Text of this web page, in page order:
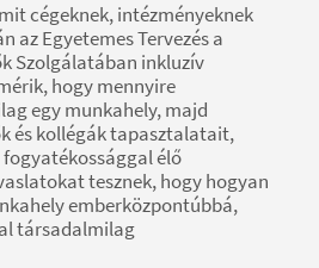
cégeknek, intézményeknek
az Egyetemes Tervezés a
Szolgálatában inkluzív
hogy mennyire
egy munkahely, majd
és kollégák tapasztalatait,
élő
tesznek, hogy hogyan
emberközpontúbbá,
társadalmilag